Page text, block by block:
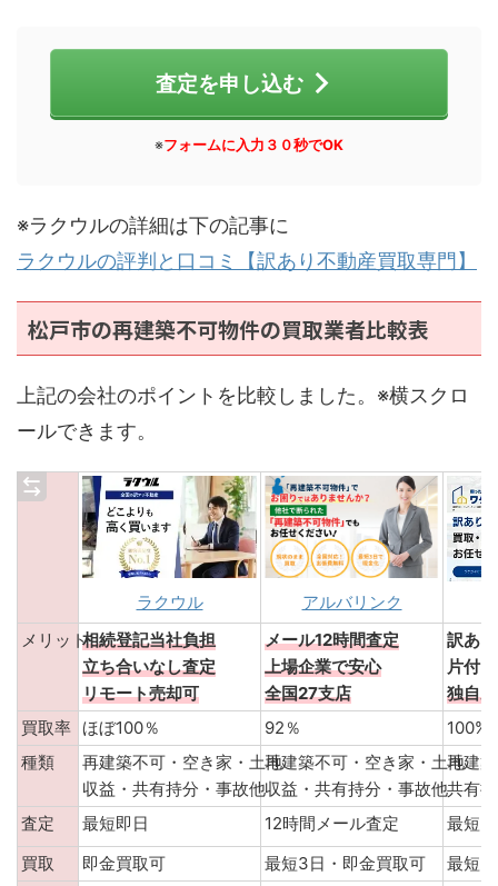
査定を申し込む
※フォームに入力３０秒でOK
※ラクウルの詳細は下の記事に
ラクウルの評判と口コミ【訳あり不動産買取専門】
松戸市の再建築不可物件の買取業者比較表
上記の会社のポイントを比較しました。※横スクロ
ールできます。
ラクウル
アルバリンク
メリット相続登記当社負担
立ち合いなし査定
リモート売却可
メール12時間査定
上場企業で安心
全国27支店
訳あ
片付
独自
買取率 ほぼ100％ 92％
100%
種類
再建築不可・空き家・土地
収益・共有持分・事故他
再建築不可・空き家・土地
収益・共有持分・事故他
再建
共有
査定
最短即日 12時間メール査定
最短3
買取
即金買取可 最短3日・即金買取可
最短